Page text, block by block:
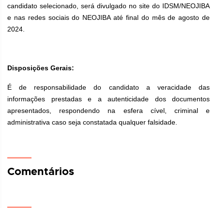
candidato selecionado, será divulgado no site do IDSM/NEOJIBA
e nas redes sociais do NEOJIBA até final do mês de agosto de
2024.
Disposições Gerais:
É de responsabilidade do candidato a veracidade das
informações prestadas e a autenticidade dos documentos
apresentados, respondendo na esfera cível, criminal e
administrativa caso seja constatada qualquer falsidade.
Comentários